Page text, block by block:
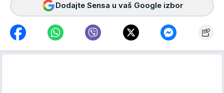
Dodajte Sensa u vaš Google izbor